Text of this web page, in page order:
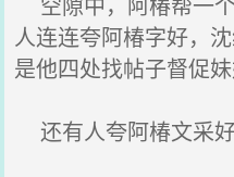
人连连夸阿椿字好，
是他四处找帖子督促妹
还有人夸阿椿文采